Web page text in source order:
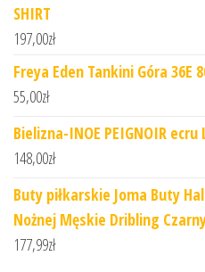
SHIRT
197,00zł
Freya Eden Tankini Góra 36E
55,00zł
Bielizna-INOE PEIGNOIR ecru
148,00zł
Buty piłkarskie Joma Buty
Nożnej Męskie Dribling
177,99zł